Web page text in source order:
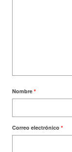
Nombre *
Correo electrónico *